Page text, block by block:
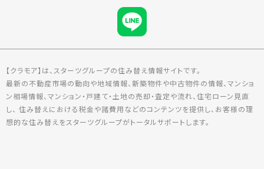
【クラモア】は、スターツグループの住み替え情報サイトです。
最新の不動産市場の動向や地域情報、新築物件や中古物件の情報、マンショ
ン相場情報、マンション・戸建て・土地の売却・査定や流れ、住宅ローン見直
し、 住み替えにおける税金や諸費用などのコンテンツを提供し、お客様の理
想的な住み替えをスターツグループがトータルサポートします。